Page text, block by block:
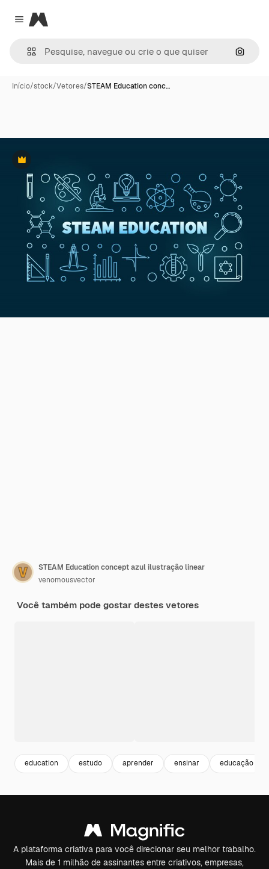
Close menu
Magnific
Início/stock/Vetores/STEAM Education conc…
Premium
STEAM Education concept azul ilustração linear
venomousvector
Você também pode gostar destes vetores
education estudo aprender ensinar educação
A plataforma criativa para você direcionar seu melhor trabalho.
Mais de 1 milhão de assinantes entre criativos, empresas,